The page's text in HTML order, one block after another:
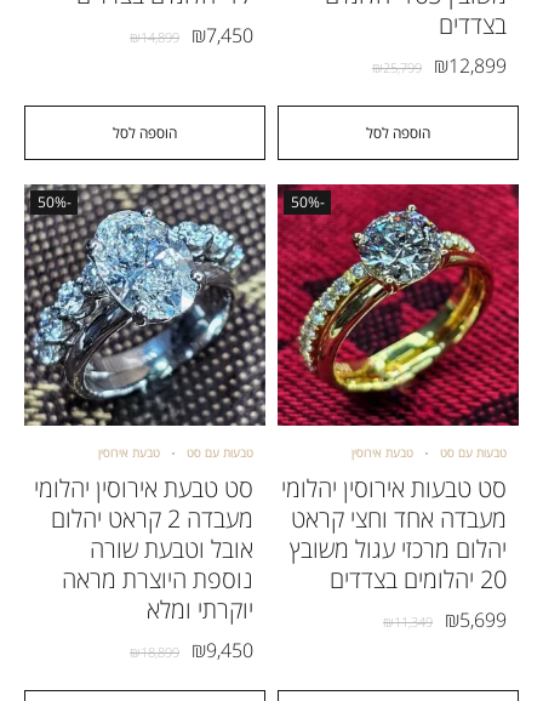
הוספה לסל
בצדדים
₪25,799 ₪12,899
הוספה לסל
₪14,899 ₪7,450
-50%
טבעות עם סט טבעת אירוסין
סט טבעות אירוסין יהלומי
מעבדה אחד וחצי קראט
יהלום מרכזי עגול משובץ
20 יהלומים בצדדים
₪11,349 ₪5,699
-50%
טבעות עם סט טבעת אירוסין
סט טבעת אירוסין יהלומי
מעבדה 2 קראט יהלום
אובל וטבעת שורה
נוספת היוצרת מראה
יוקרתי ומלא
₪18,899 ₪9,450